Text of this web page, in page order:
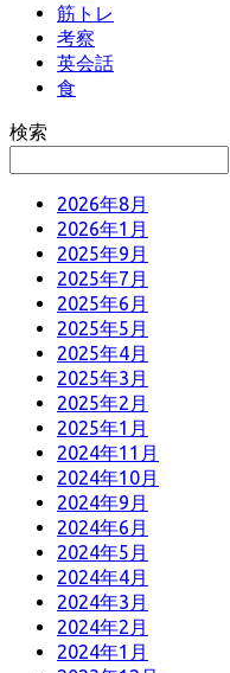
筋トレ
考察
英会話
食
検索
2026年8月
2026年1月
2025年9月
2025年7月
2025年6月
2025年5月
2025年4月
2025年3月
2025年2月
2025年1月
2024年11月
2024年10月
2024年9月
2024年6月
2024年5月
2024年4月
2024年3月
2024年2月
2024年1月